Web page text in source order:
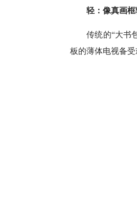
轻：像真画框
传统的“大书包
板的薄体电视备受